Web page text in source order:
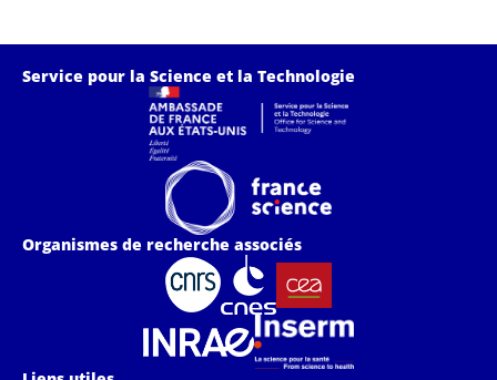
Service pour la Science et la Technologie
Organismes de recherche associés